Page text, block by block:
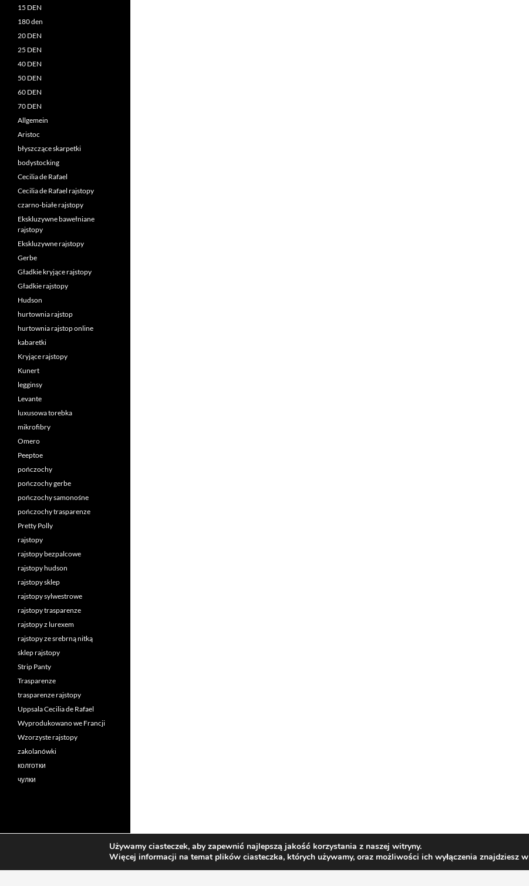
15 DEN
180 den
20 DEN
25 DEN
40 DEN
50 DEN
60 DEN
70 DEN
Allgemein
Aristoc
błyszczące skarpetki
bodystocking
Cecilia de Rafael
Cecilia de Rafael rajstopy
czarno-białe rajstopy
Ekskluzywne bawełniane
rajstopy
Ekskluzywne rajstopy
Gerbe
Gładkie kryjące rajstopy
Gładkie rajstopy
Hudson
hurtownia rajstop
hurtownia rajstop online
kabaretki
Kryjące rajstopy
Kunert
legginsy
Levante
luxusowa torebka
mikrofibry
Omero
Peeptoe
pończochy
pończochy gerbe
pończochy samonośne
pończochy trasparenze
Pretty Polly
rajstopy
rajstopy bezpalcowe
rajstopy hudson
rajstopy sklep
rajstopy sylwestrowe
rajstopy trasparenze
rajstopy z lurexem
rajstopy ze srebrną nitką
sklep rajstopy
Strip Panty
Trasparenze
trasparenze rajstopy
Uppsala Cecilia de Rafael
Wyprodukowano we Francji
Wzorzyste rajstopy
zakolanówki
колготки
чулки
Używamy ciasteczek, aby zapewnić najlepszą jakość korzystania z naszej witryny.
Więcej informacji na temat plików ciasteczka, których używamy, oraz możliwości ich wyłączenia znajdziesz w